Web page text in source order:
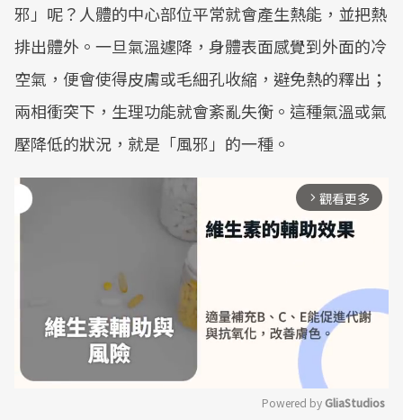
邪」呢？人體的中心部位平常就會產生熱能，並把熱
排出體外。一旦氣溫遽降，身體表面感覺到外面的冷
空氣，便會使得皮膚或毛細孔收縮，避免熱的釋出；
兩相衝突下，生理功能就會紊亂失衡。這種氣溫或氣
壓降低的狀況，就是「風邪」的一種。
arrow_forward_ios 觀看更多
Powered by GliaStudios